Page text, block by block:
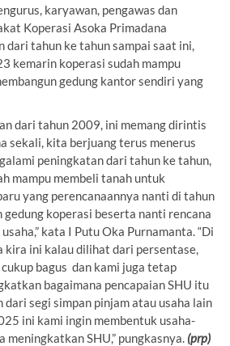
karyawan, pengawas dan
Koperasi Asoka Primadana
dari tahun ke tahun sampai saat ini,
kemarin koperasi sudah mampu
gedung kantor sendiri yang
dari tahun 2009, ini memang dirintis
sekali, kita berjuang terus menerus
peningkatan dari tahun ke tahun,
mampu membeli tanah untuk
yang perencanaannya nanti di tahun
koperasi beserta nanti rencana
kata I Putu Oka Purnamanta. “Di
kira ini kalau dilihat dari persentase,
bagus dan kami juga tetap
bagaimana pencapaian SHU itu
dari segi simpan pinjam atau usaha lain
ini kami ingin membentuk usaha-
meningkatkan SHU,” pungkasnya. (prp)